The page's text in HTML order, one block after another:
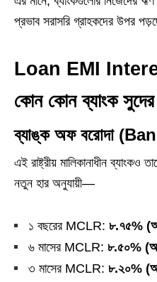
প্রভাব সরাসরি গ্রাহকদের উপর
Loan EMI
কোন কোন ব্যাংক সুদের
ব্যাঙ্ক অফ বরোদা
এই রাষ্ট্রীয় মালিকানাধীন ব্যাংকও
নতুন হার অনুযায়ী—
১ বছরের MCLR: ৮.৭৫%
৬ মাসের MCLR: ৮.৫০%
৩ মাসের MCLR: ৮.২০%